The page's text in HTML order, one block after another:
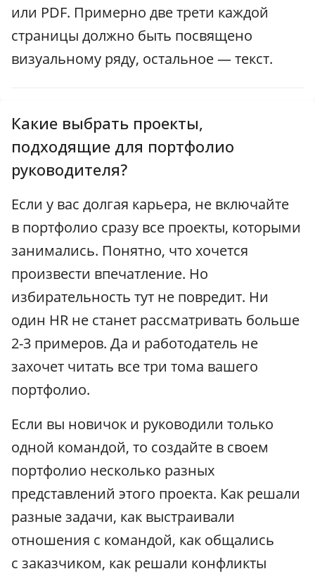
или PDF. Примерно две трети каждой
страницы должно быть посвящено
визуальному ряду, остальное — текст.
Какие выбрать проекты,
подходящие для портфолио
руководителя?
Если у вас долгая карьера, не включайте
в портфолио сразу все проекты, которыми
занимались. Понятно, что хочется
произвести впечатление. Но
избирательность тут не повредит. Ни
один HR не станет рассматривать больше
2-3 примеров. Да и работодатель не
захочет читать все три тома вашего
портфолио.
Если вы новичок и руководили только
одной командой, то создайте в своем
портфолио несколько разных
представлений этого проекта. Как решали
разные задачи, как выстраивали
отношения с командой, как общались
с заказчиком, как решали конфликты